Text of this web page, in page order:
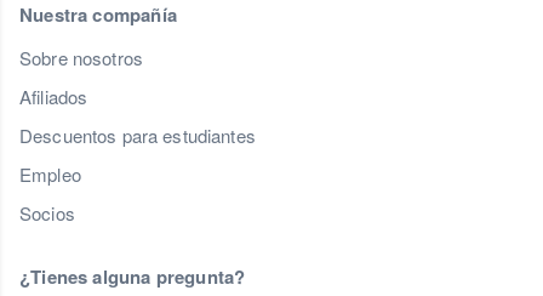
Nuestra compañía
Sobre nosotros
Afiliados
Descuentos para estudiantes
Empleo
Socios
¿Tienes alguna pregunta?